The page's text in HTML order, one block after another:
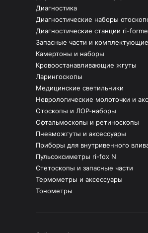
Диагностика
Диагностические наборы
Диагностические станции ri-
Запасные части и комплектующие
Камертоны и наборы
Кровоостанавливающие жгуты
Ларингоскопы
Медицинские светильники
Неврологические молоточки и
Отоскопы и ЛОР-наборы
Офтальмоскопы и ретиноскопы
Пневможгуты и аксессуары
Приборы для внутривенного
Пульсоксиметры ri-fox N
Стетоскопы и запасные части
Термометры и аксессуары
Тонометры